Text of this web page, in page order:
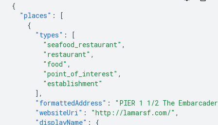
{
"places" :
[
{
"types" :
[
"seafood_restaurant" ,
"restaurant" ,
"food" ,
"point_of_interest" ,
"establishment"
],
"formattedAddress" :
"PIER 1 1/2 The
"websiteUri" : "http://lamarsf.com/" ,
"displayName" :
{